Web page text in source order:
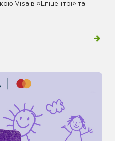
Visa в «Епіцентрі» та